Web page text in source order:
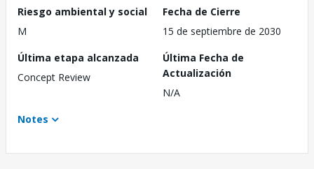
Riesgo ambiental y social
M
Fecha de Cierre
15 de septiembre de 2030
Última etapa alcanzada
Concept Review
Última Fecha de
Actualización
N/A
Notes